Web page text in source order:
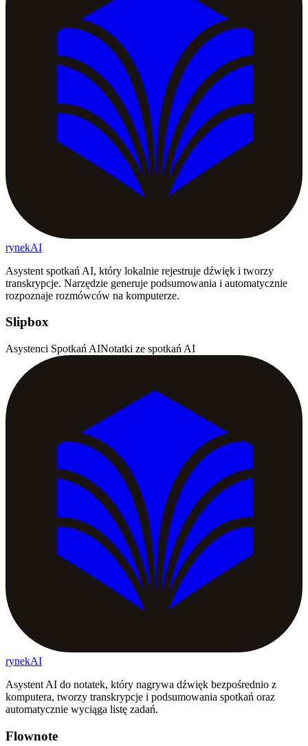
rynekAI
Asystent spotkań AI, który lokalnie rejestruje dźwięk i tworzy
transkrypcje. Narzędzie generuje podsumowania i automatycznie
rozpoznaje rozmówców na komputerze.
Slipbox
Asystenci Spotkań AINotatki ze spotkań AI
rynekAI
Asystent AI do notatek, który nagrywa dźwięk bezpośrednio z
komputera, tworzy transkrypcje i podsumowania spotkań oraz
automatycznie wyciąga listę zadań.
Flownote